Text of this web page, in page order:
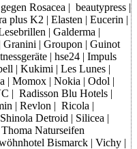
Rosacea | beautypress |
plus K2 | Elasten | Eucerin |
| Galderma |
Granini | Groupon | Guinot
| hse24 | Impuls
| Kukimi | Les Lunes |
| Momox | Nokia | Odol |
| Radisson Blu Hotels |
| Revlon | Ricola |
Detroid | Silicea |
Naturseifen
Bismarck | Vichy |